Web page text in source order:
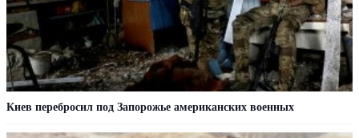
Киев перебросил под Запорожье американских военных